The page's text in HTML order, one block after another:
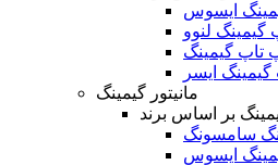
ایسوس
گیمینگ لنوو
ایسر
مانیتور گیمینگ
بر اساس برند
سامسونگ
ایسوس